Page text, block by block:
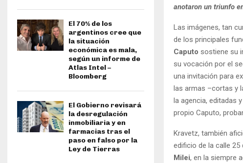
anotaron un triunfo
Las imágenes, tan
de los principales
Caputo sostiene su
su vocación por el
una invitación para
las armas –cortas y
la agencia, editadas
propio Caputo,
Kravetz, también
edificio de la calle 25
Milei, en la siempre
El 70% de los
argentinos cree que
la situación
económica es mala,
según un informe de
Atlas Intel –
Bloomberg
El Gobierno revisará
la desregulación
inmobiliaria y en
farmacias tras el
paso en falso por la
Ley de Tierras